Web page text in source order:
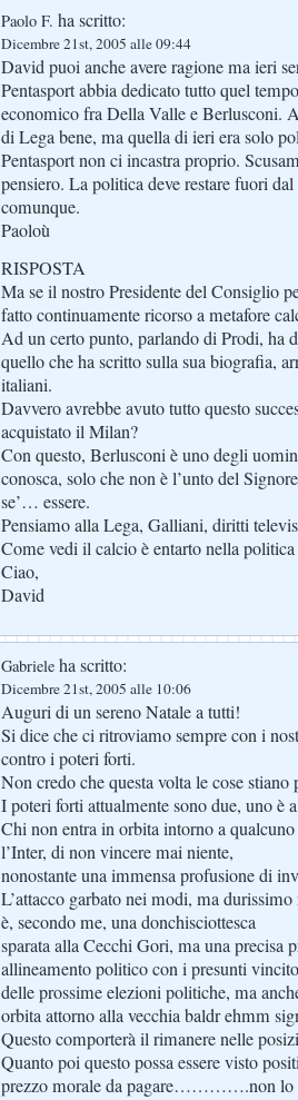
Paolo F. ha scritto:
Dicembre 21st, 2005 alle 09:44
David puoi anche avere ragione ma ieri
Pentasport abbia dedicato tutto quel
economico fra Della Valle e Berlusconi.
di Lega bene, ma quella di ieri era solo
Pentasport non ci incastra proprio.
pensiero. La politica deve restare fuori
comunque.
Paoloù
RISPOSTA
Ma se il nostro Presidente del Consiglio
fatto continuamente ricorso a metafore
Ad un certo punto, parlando di Prodi, ha
quello che ha scritto sulla sua biografia,
italiani.
Davvero avrebbe avuto tutto questo
acquistato il Milan?
Con questo, Berlusconi è uno degli
conosca, solo che non è l’unto del
se’… essere.
Pensiamo alla Lega, Galliani, diritti
Come vedi il calcio è entarto nella politica
Ciao,
David
Gabriele ha scritto:
Dicembre 21st, 2005 alle 10:06
Auguri di un sereno Natale a tutti!
Si dice che ci ritroviamo sempre con i
contro i poteri forti.
Non credo che questa volta le cose stiano
I poteri forti attualmente sono due, uno è
Chi non entra in orbita intorno a
l’Inter, di non vincere mai niente,
nonostante una immensa profusione di
L’attacco garbato nei modi, ma
è, secondo me, una donchisciottesca
sparata alla Cecchi Gori, ma una precisa
allineamento politico con i presunti
delle prossime elezioni politiche, ma
orbita attorno alla vecchia baldr ehmm
Questo comporterà il rimanere nelle
Quanto poi questo possa essere visto
prezzo morale da pagare………….non lo